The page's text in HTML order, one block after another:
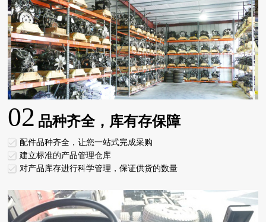
02 品种齐全，库有存保障
配件品种齐全，让您一站式完成采购
建立标准的产品管理仓库
对产品库存进行科学管理，保证供货的数量